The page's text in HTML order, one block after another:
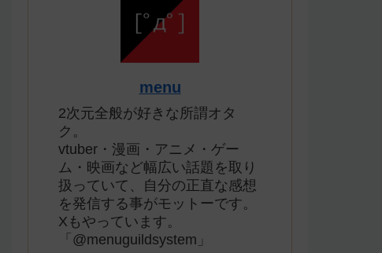
menu
2次元全般が好きな所謂オタ
ク。
vtuber・漫画・アニメ・ゲー
ム・映画など幅広い話題を取り
扱っていて、自分の正直な感想
を発信する事がモットーです。
Xもやっています。
「@menuguildsystem」